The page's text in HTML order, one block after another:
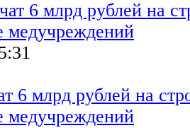
6 млрд рублей на
медучреждений